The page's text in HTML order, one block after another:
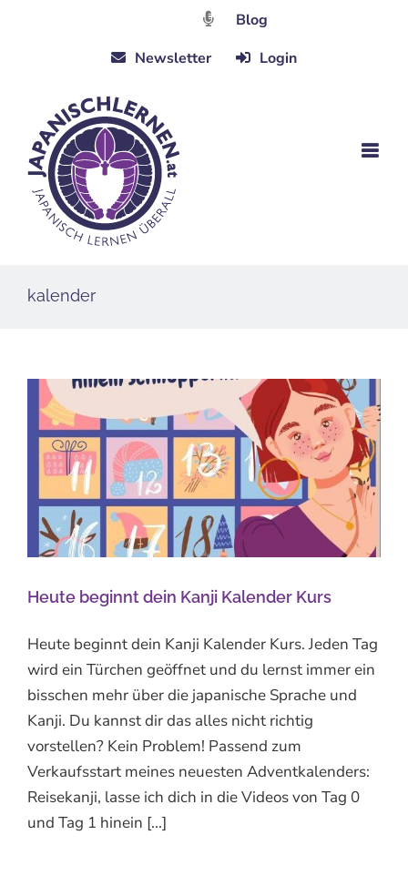
Blog
Newsletter
Login
kalender
Heute beginnt dein Kanji Kalender Kurs
Heute beginnt dein Kanji Kalender Kurs. Jeden Tag
wird ein Türchen geöffnet und du lernst immer ein
bisschen mehr über die japanische Sprache und
Kanji. Du kannst dir das alles nicht richtig
vorstellen? Kein Problem! Passend zum
Verkaufsstart meines neuesten Adventkalenders:
Reisekanji, lasse ich dich in die Videos von Tag 0
und Tag 1 hinein [...]